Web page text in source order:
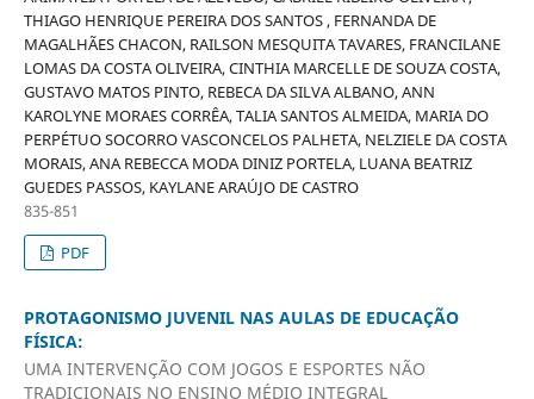
THIAGO HENRIQUE PEREIRA DOS SANTOS , FERNANDA DE
MAGALHÃES CHACON, RAILSON MESQUITA TAVARES, FRANCILANE
LOMAS DA COSTA OLIVEIRA, CINTHIA MARCELLE DE SOUZA COSTA,
GUSTAVO MATOS PINTO, REBECA DA SILVA ALBANO, ANN
KAROLYNE MORAES CORRÊA, TALIA SANTOS ALMEIDA, MARIA DO
PERPÉTUO SOCORRO VASCONCELOS PALHETA, NELZIELE DA COSTA
MORAIS, ANA REBECCA MODA DINIZ PORTELA, LUANA BEATRIZ
GUEDES PASSOS, KAYLANE ARAÚJO DE CASTRO
835-851
PDF
PROTAGONISMO JUVENIL NAS AULAS DE EDUCAÇÃO
FÍSICA:
UMA INTERVENÇÃO COM JOGOS E ESPORTES NÃO
TRADICIONAIS NO ENSINO MÉDIO INTEGRAL